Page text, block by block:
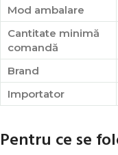
Mod ambalare
Cantitate minimă
comandă
Brand
Importator
Pentru ce se